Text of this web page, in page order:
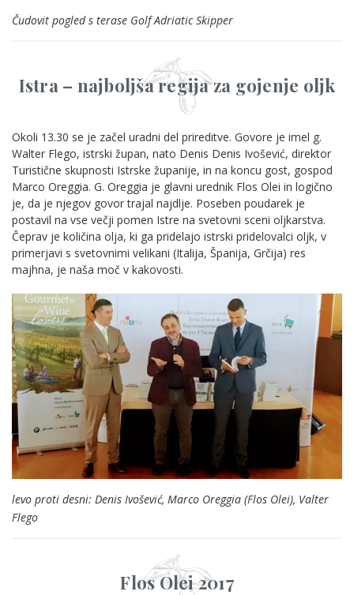
Čudovit pogled s terase Golf Adriatic Skipper
Istra – najboljša regija za gojenje oljk
Okoli 13.30 se je začel uradni del prireditve. Govore je imel g.
Walter Flego, istrski župan, nato Denis Denis Ivošević, direktor
Turistične skupnosti Istrske županije, in na koncu gost, gospod
Marco Oreggia. G. Oreggia je glavni urednik Flos Olei in logično
je, da je njegov govor trajal najdlje. Poseben poudarek je
postavil na vse večji pomen Istre na svetovni sceni oljkarstva.
Čeprav je količina olja, ki ga pridelajo istrski pridelovalci oljk, v
primerjavi s svetovnimi velikani (Italija, Španija, Grčija) res
majhna, je naša moč v kakovosti.
levo proti desni: Denis Ivošević, Marco Oreggia (Flos Olei), Valter
Flego
Flos Olei 2017